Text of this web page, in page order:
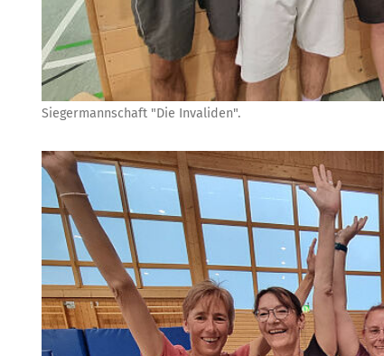
Siegermannschaft "Die Invaliden".